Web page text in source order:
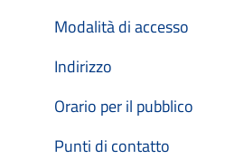
Modalità di accesso
Indirizzo
Orario per il pubblico
Punti di contatto